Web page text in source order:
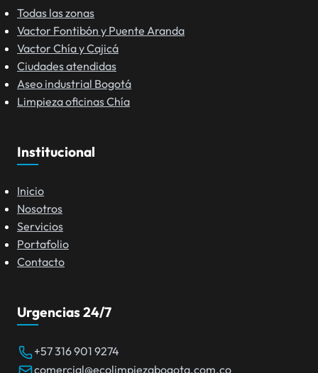
Todas las zonas
Vactor Fontibón y Puente Aranda
Vactor Chía y Cajicá
Ciudades atendidas
Aseo industrial Bogotá
Limpieza oficinas Chía
Institucional
Inicio
Nosotros
Servicios
Portafolio
Contacto
Urgencias 24/7
+57 316 901 9274
comercial@ecolimpiezabogota.com.co